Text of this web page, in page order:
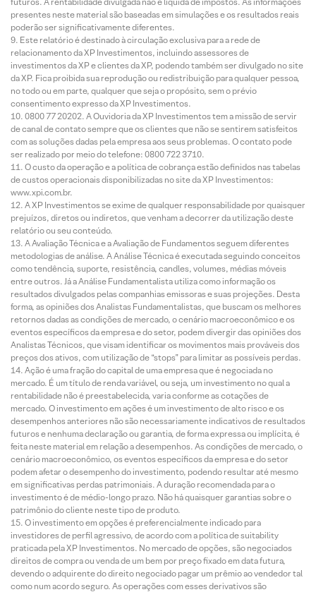
presentes neste material são baseadas em simulações e os resultados reais
poderão ser significativamente diferentes.
Este relatório é destinado à circulação exclusiva para a rede de
relacionamento da XP Investimentos, incluindo assessores de
investimentos da XP e clientes da XP, podendo também ser divulgado no site
da XP. Fica proibida sua reprodução ou redistribuição para qualquer pessoa,
no todo ou em parte, qualquer que seja o propósito, sem o prévio
consentimento expresso da XP Investimentos.
0800 77 20202. A Ouvidoria da XP Investimentos tem a missão de servir
de canal de contato sempre que os clientes que não se sentirem satisfeitos
com as soluções dadas pela empresa aos seus problemas. O contato pode
ser realizado por meio do telefone: 0800 722 3710.
O custo da operação e a política de cobrança estão definidos nas tabelas
de custos operacionais disponibilizadas no site da XP Investimentos:
www.xpi.com.br.
A XP Investimentos se exime de qualquer responsabilidade por quaisquer
prejuízos, diretos ou indiretos, que venham a decorrer da utilização deste
relatório ou seu conteúdo.
A Avaliação Técnica e a Avaliação de Fundamentos seguem diferentes
metodologias de análise. A Análise Técnica é executada seguindo conceitos
como tendência, suporte, resistência, candles, volumes, médias móveis
entre outros. Já a Análise Fundamentalista utiliza como informação os
resultados divulgados pelas companhias emissoras e suas projeções. Desta
forma, as opiniões dos Analistas Fundamentalistas, que buscam os melhores
retornos dadas as condições de mercado, o cenário macroeconômico e os
eventos específicos da empresa e do setor, podem divergir das opiniões dos
Analistas Técnicos, que visam identificar os movimentos mais prováveis dos
preços dos ativos, com utilização de “stops” para limitar as possíveis perdas.
Ação é uma fração do capital de uma empresa que é negociada no
mercado. É um título de renda variável, ou seja, um investimento no qual a
rentabilidade não é preestabelecida, varia conforme as cotações de
mercado. O investimento em ações é um investimento de alto risco e os
desempenhos anteriores não são necessariamente indicativos de resultados
futuros e nenhuma declaração ou garantia, de forma expressa ou implícita, é
feita neste material em relação a desempenhos. As condições de mercado, o
cenário macroeconômico, os eventos específicos da empresa e do setor
podem afetar o desempenho do investimento, podendo resultar até mesmo
em significativas perdas patrimoniais. A duração recomendada para o
investimento é de médio-longo prazo. Não há quaisquer garantias sobre o
patrimônio do cliente neste tipo de produto.
O investimento em opções é preferencialmente indicado para
investidores de perfil agressivo, de acordo com a política de suitability
praticada pela XP Investimentos. No mercado de opções, são negociados
direitos de compra ou venda de um bem por preço fixado em data futura,
devendo o adquirente do direito negociado pagar um prêmio ao vendedor tal
como num acordo seguro. As operações com esses derivativos são